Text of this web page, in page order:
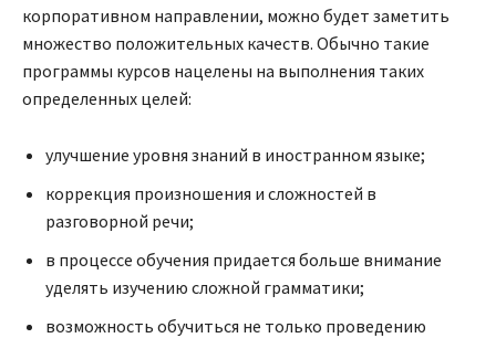
корпоративном направлении, можно будет заметить
множество положительных качеств. Обычно такие
программы курсов нацелены на выполнения таких
определенных целей:
улучшение уровня знаний в иностранном языке;
коррекция произношения и сложностей в
разговорной речи;
в процессе обучения придается больше внимание
уделять изучению сложной грамматики;
возможность обучиться не только проведению